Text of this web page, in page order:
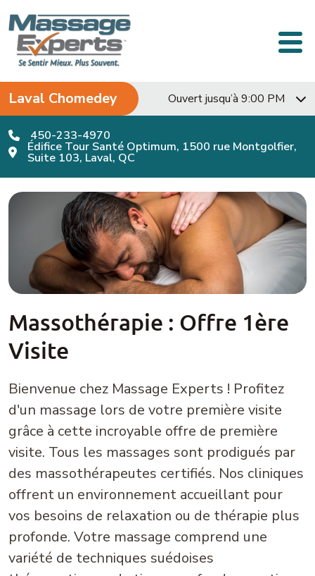
Navigation principale
Laval Chomedey Ouvert jusqu’à 9:00 PM
450-233-4970
Édifice Tour Santé Optimum, 1500 rue Montgolfier,
Suite 103, Laval, QC
Massothérapie : Offre 1ère
Visite
Bienvenue chez Massage Experts ! Profitez
d'un massage lors de votre première visite
grâce à cette incroyable offre de première
visite. Tous les massages sont prodigués par
des massothérapeutes certifiés. Nos cliniques
offrent un environnement accueillant pour
vos besoins de relaxation ou de thérapie plus
profonde. Votre massage comprend une
variété de techniques suédoises